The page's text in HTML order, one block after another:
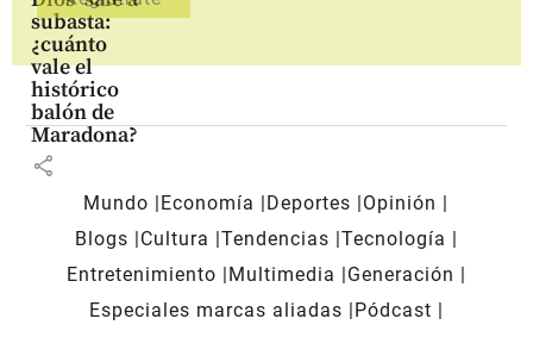
subasta:
¿cuánto
vale el
histórico
balón de
Maradona?
share
Mundo Economía Deportes
Opinión
Blogs
Cultura Tendencias Tecnología
Entretenimiento
Multimedia
Generación
Especiales marcas aliadas
Pódcast